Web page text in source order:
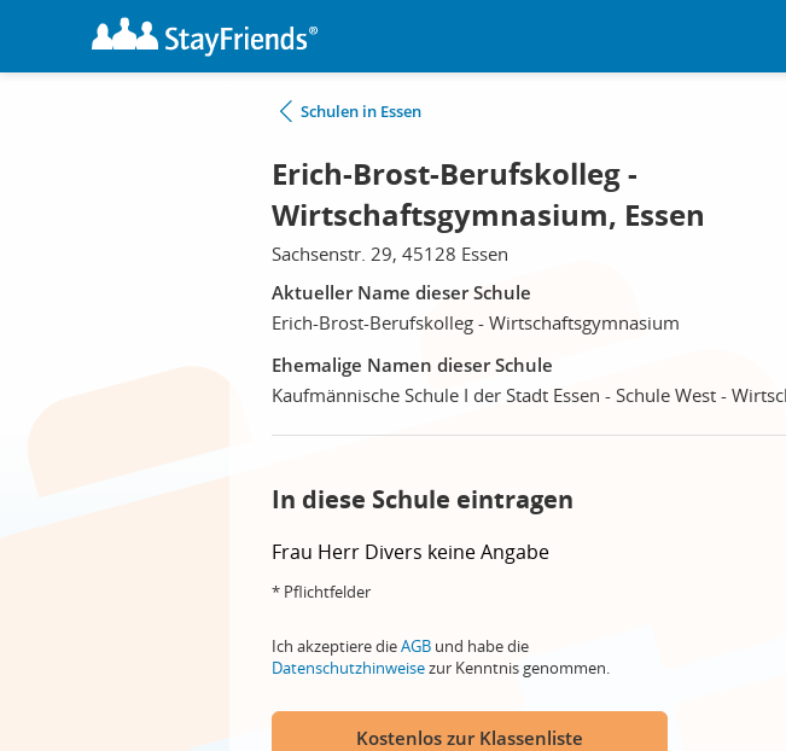
Schulen in Essen
Erich-Brost-Berufskolleg -
Wirtschaftsgymnasium, Essen
Sachsenstr. 29, 45128 Essen
Aktueller Name dieser Schule
Erich-Brost-Berufskolleg - Wirtschaftsgymnasium
Ehemalige Namen dieser Schule
Kaufmännische Schule I der Stadt Essen - Schule West -
In diese Schule eintragen
Frau Herr Divers keine Angabe
* Pflichtfelder
Ich akzeptiere dieAGB und habe die
Datenschutzhinweisezur Kenntnis genommen.
Kostenlos zur Klassenliste